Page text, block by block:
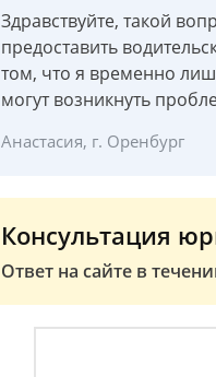
Здравствуйте, такой
предоставить
том, что я временно
могут возникнуть
Анастасия, г. Оренбург
Консультация
Ответ на сайте в